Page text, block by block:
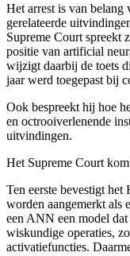
Het arrest is van
gerelateerde
Supreme Court spreekt
positie van artificial
wijzigt daarbij de toets
jaar werd toegepast bij
Ook bespreekt hij hoe
en octrooiverlenende
uitvindingen.
Het Supreme Court
Ten eerste bevestigt
worden aangemerkt als
een ANN een model
wiskundige operaties,
activatiefuncties.